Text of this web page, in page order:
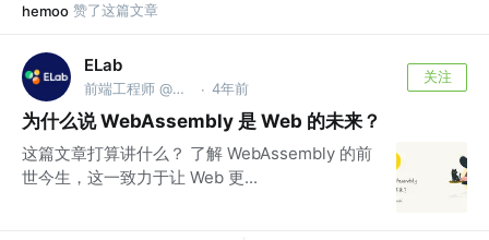
hemoo 赞了这篇文章
ELab
前端工程师 @公众号：ELab团队 · 4年前
关注
为什么说 WebAssembly 是 Web 的未来？
这篇文章打算讲什么？ 了解 WebAssembly 的前
世今生，这一致力于让 Web 更...